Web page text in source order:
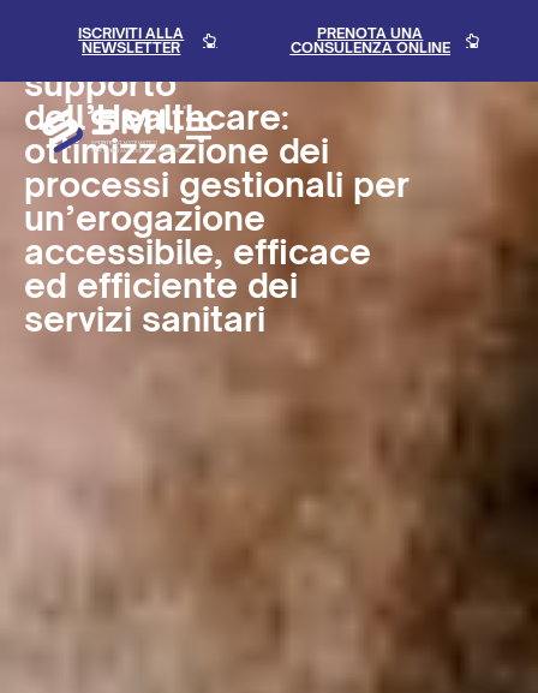
ISCRIVITI ALLA
NEWSLETTER
PRENOTA UNA
CONSULENZA ONLINE
Tecnologie
Matematiche a
supporto
dell’Healthcare:
ottimizzazione dei
processi gestionali per
un’erogazione
accessibile, efficace
ed efficiente dei
servizi sanitari